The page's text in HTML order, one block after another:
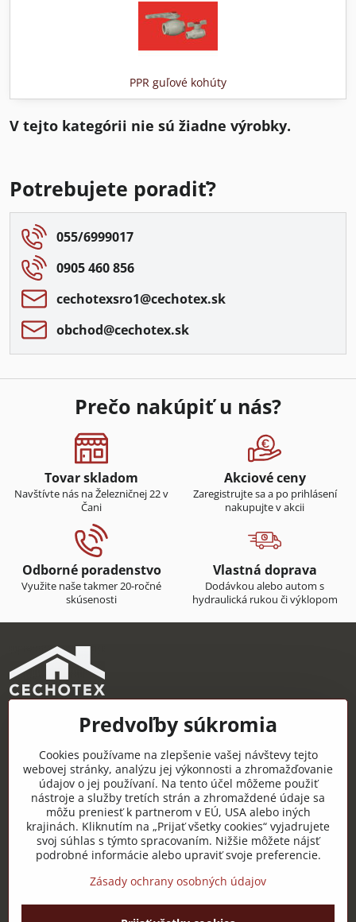
PPR guľové kohúty
Potrebujete poradiť?
055/6999017
0905 460 856
cechotexsro1​@cechotex​.sk
obchod​@cechotex​.sk
Prečo nakúpiť u nás?
Tovar skladom
Navštívte nás na Železničnej 22 v
Čani
Akciové ceny
Zaregistrujte sa a po prihlásení
nakupujte v akcii
Odborné poradenstvo
Využite naše takmer 20-ročné
skúsenosti
Vlastná doprava
Dodávkou alebo autom s
hydraulická rukou či výklopom
CECHOTEX s.r.o.
Železničná 22, 044 14 Čaňa
IČO: 48181757
DIČ: 2120085451
IČ DPH: SK2120085451
Užitočné odkazy
Predvoľby súkromia
Cookies používame na zlepšenie vašej návštevy tejto
webovej stránky, analýzu jej výkonnosti a zhromažďovanie
údajov o jej používaní. Na tento účel môžeme použiť
nástroje a služby tretích strán a zhromaždené údaje sa
môžu preniesť k partnerom v EÚ, USA alebo iných
krajinách. Kliknutím na „Prijať všetky cookies“ vyjadrujete
svoj súhlas s týmto spracovaním. Nižšie môžete nájsť
podrobné informácie alebo upraviť svoje preferencie.
Zásady ochrany osobných údajov